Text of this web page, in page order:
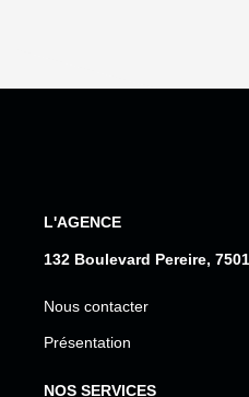
L'AGENCE
132 Boulevard Pereire,
Nous contacter
Présentation
NOS SERVICES